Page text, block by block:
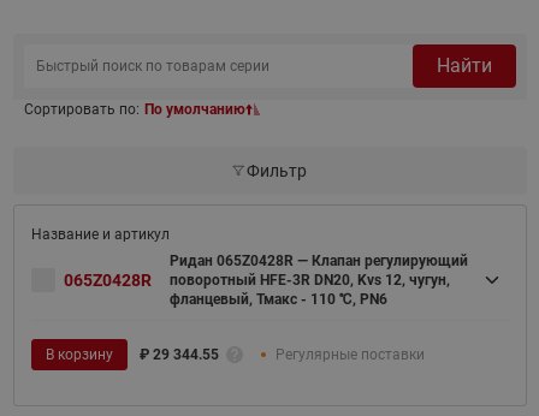
Найти
Сортировать по: По умолчанию
Фильтр
065Z0428R
Ридан 065Z0428R — Клапан регулирующий
поворотный HFE-3R DN20, Kvs 12, чугун,
фланцевый, Тмакс - 110 ℃, PN6
В корзину ₽ 29 344.55 Регулярные поставки